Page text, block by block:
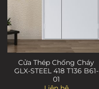
Cửa Thép Chống Cháy
GLX-STEEL 418 T136 B61-
01